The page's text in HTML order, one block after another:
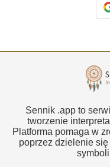
Sennik .app to
tworzenie
Platforma pomaga w
poprzez dzielenie